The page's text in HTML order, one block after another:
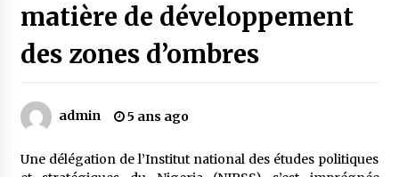
Mythes et croyances / L’hospitalité des
montagnards
Quand on va vite
matière de développement
des zones d’ombres
admin 5 ans ago
Une délégation de l’Institut national des études politiques